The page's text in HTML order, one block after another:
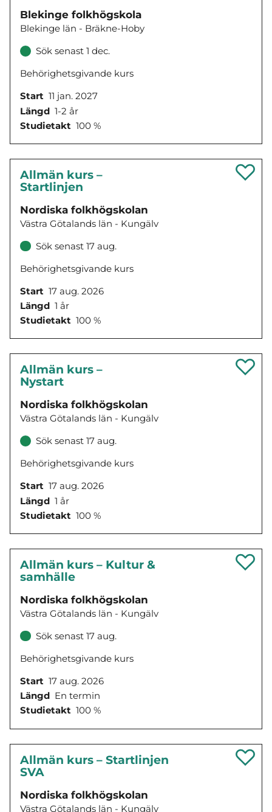
Blekinge folkhögskola
Blekinge län - Bräkne-Hoby
Sök senast 1 dec.
Behörighetsgivande kurs
Start 11 jan. 2027
Längd 1-2 år
Studietakt 100 %
Allmän kurs –
Startlinjen
Nordiska folkhögskolan
Västra Götalands län - Kungälv
Sök senast 17 aug.
Behörighetsgivande kurs
Start 17 aug. 2026
Längd 1 år
Studietakt 100 %
Allmän kurs –
Nystart
Nordiska folkhögskolan
Västra Götalands län - Kungälv
Sök senast 17 aug.
Behörighetsgivande kurs
Start 17 aug. 2026
Längd 1 år
Studietakt 100 %
Allmän kurs – Kultur &
samhälle
Nordiska folkhögskolan
Västra Götalands län - Kungälv
Sök senast 17 aug.
Behörighetsgivande kurs
Start 17 aug. 2026
Längd En termin
Studietakt 100 %
Allmän kurs – Startlinjen
SVA
Nordiska folkhögskolan
Västra Götalands län - Kungälv